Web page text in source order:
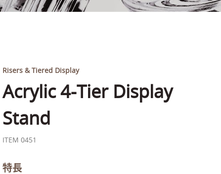
Risers & Tiered Display
Acrylic 4-Tier Display
Stand
ITEM 0451
特長